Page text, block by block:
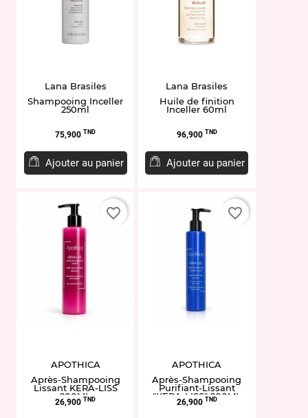
Lana Brasiles
Shampooing Inceller
250ml
Prix
75,900 TND
Ajouter au panier
Lana Brasiles
Huile de finition
Inceller 60ml
Prix
96,900 TND
Ajouter au panier
APOTHICA
Après-Shampooing
Lissant KERA-LISS
200ML
Prix
26,900 TND
favorite_border
APOTHICA
Après-Shampooing
Purifiant-Lissant
"KERA-LISS" 200ML
Prix
26,900 TND
favorite_border